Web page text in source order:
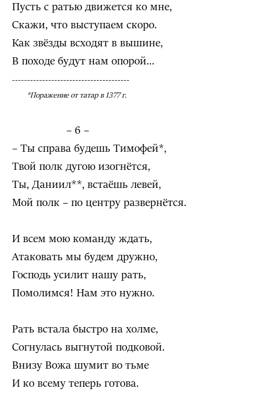
Пусть с ратью движется ко мне,
Скажи, что выступаем скоро.
Как звёзды всходят в вышине,
В походе будут нам опорой…
---------------------------------------
*Поражение от татар в 1377 г.
– 6 –
– Ты справа будешь Тимофей*,
Твой полк дугою изогнётся,
Ты, Даниил**, встаёшь левей,
Мой полк – по центру развернётся.
И всем мою команду ждать,
Атаковать мы будем дружно,
Господь усилит нашу рать,
Помолимся! Нам это нужно.
Рать встала быстро на холме,
Согнулась выгнутой подковой.
Внизу Вожа шумит во тьме
И ко всему теперь готова.